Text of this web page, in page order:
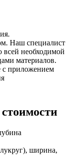
Наш специалист
всей необходимой
материалов.
с приложением
ширина,